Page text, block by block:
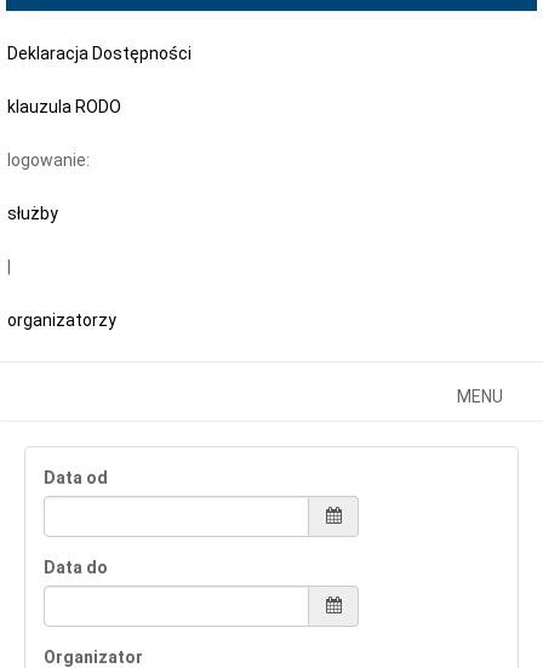
Deklaracja Dostępności
klauzula RODO
logowanie:
służby
|
organizatorzy
Toggle
MENU
Data od
Data do
Organizator